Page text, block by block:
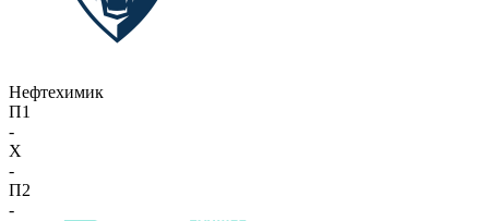
Нефтехимик
П1
-
X
-
П2
-